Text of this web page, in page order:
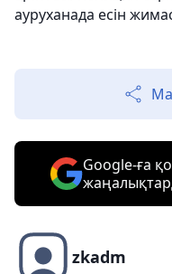
ауруханада есін
Google-ға
zkadm